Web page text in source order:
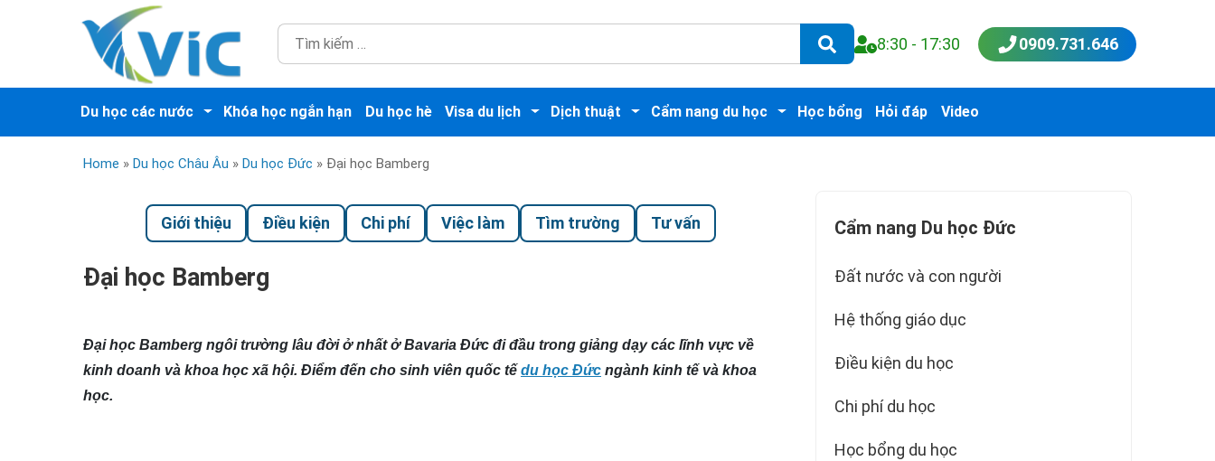
8:30 - 17:30 0909.731.646
Du học các nước Khóa học ngắn hạn Du học hè Visa du lịch Dịch thuật Cẩm nang du học Học bổng Hỏi đáp Video
Home » Du học Châu Âu » Du học Đức » Đại học Bamberg
Giới thiệu Điều kiện Chi phí Việc làm Tìm trường Tư vấn
Đại học Bamberg
Đại học Bamberg ngôi trường lâu đời ở nhất ở Bavaria Đức đi đầu trong giảng dạy các lĩnh vực về
kinh doanh và khoa học xã hội. Điểm đến cho sinh viên quốc tế du học Đức ngành kinh tế và khoa
học.
Cẩm nang Du học Đức
Đất nước và con người
Hệ thống giáo dục
Điều kiện du học
Chi phí du học
Học bổng du học